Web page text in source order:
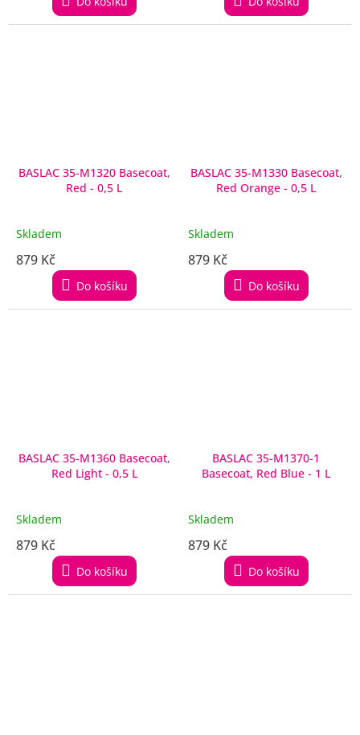
BASLAC 35-M1320 Basecoat,
Red - 0,5 L
Skladem
879 Kč
Do košíku
BASLAC 35-M1330 Basecoat,
Red Orange - 0,5 L
Skladem
879 Kč
Do košíku
BASLAC 35-M1360 Basecoat,
Red Light - 0,5 L
Skladem
879 Kč
Do košíku
BASLAC 35-M1370-1
Basecoat, Red Blue - 1 L
Skladem
879 Kč
Do košíku